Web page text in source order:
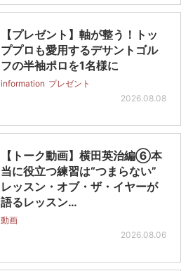
【プレゼント】軸が整う！トッ
ププロも愛用するデサントゴル
フの半袖ポロを1名様に
information プレゼント
2026.08.08
【トーク動画】横田英治編⑥本
当に役立つ練習は“つまらない”
レッスン・オブ・ザ・イヤーが
語るレッスン…
動画
2026.08.06